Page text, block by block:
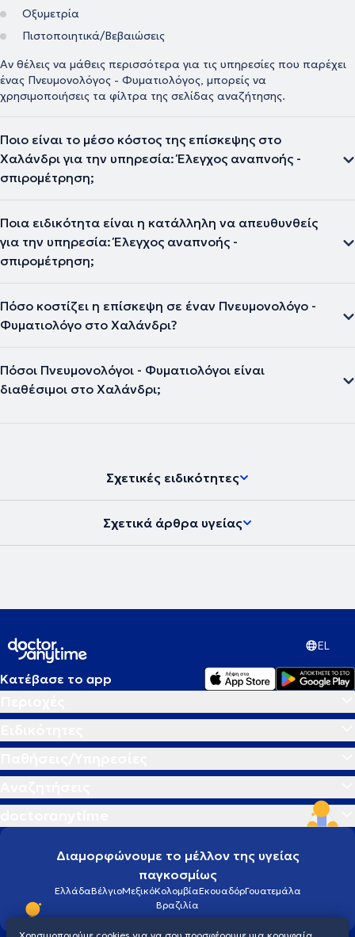
Οξυμετρία
Πιστοποιητικά/Βεβαιώσεις
Αν θέλεις να μάθεις περισσότερα για τις υπηρεσίες που παρέχει
ένας Πνευμονολόγος - Φυματιολόγος, μπορείς να
χρησιμοποιήσεις τα φίλτρα της σελίδας αναζήτησης.
Ποιο είναι το μέσο κόστος της επίσκεψης στο
Χαλάνδρι για την υπηρεσία: Έλεγχος αναπνοής -
σπιρομέτρηση;
Ποια ειδικότητα είναι η κατάλληλη να απευθυνθείς
για την υπηρεσία: Έλεγχος αναπνοής -
σπιρομέτρηση;
Πόσο κοστίζει η επίσκεψη σε έναν Πνευμονολόγο -
Φυματιολόγο στο Χαλάνδρι?
Πόσοι Πνευμονολόγοι - Φυματιολόγοι είναι
διαθέσιμοι στο Χαλάνδρι;
Σχετικές ειδικότητες
Σχετικά άρθρα υγείας
EL
Κατέβασε το app
Διαμορφώνουμε το μέλλον της υγείας
παγκοσμίως
ΕλλάδαΒέλγιοΜεξικόΚολομβίαΕκουαδόρΓουατεμάλα
Βραζιλία